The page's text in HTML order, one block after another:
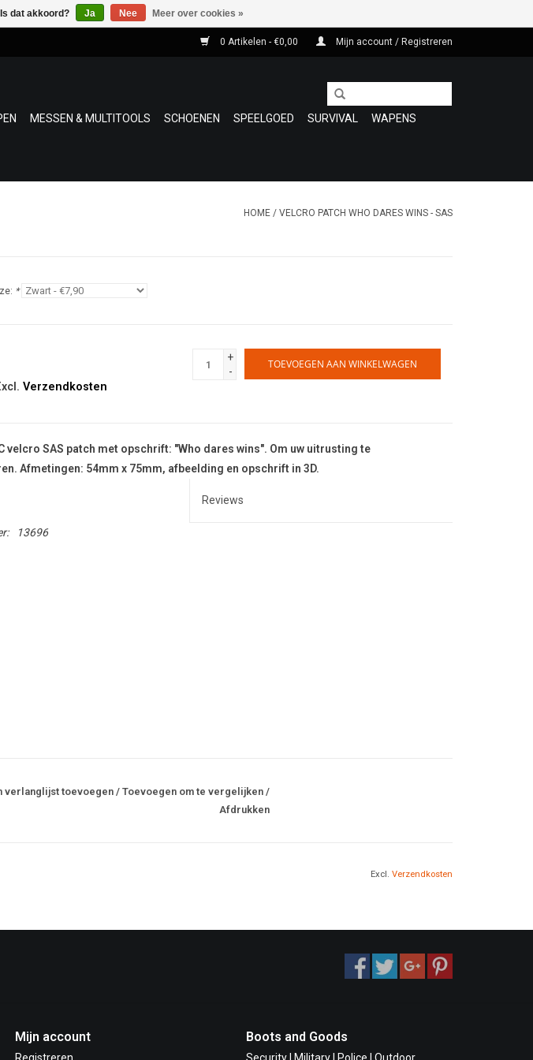
0 Artikelen - €0,00 Mijn account / Registreren
MESSEN & MULTITOOLS SCHOENEN SPEELGOED SURVIVAL
WAPENS
HOME / VELCRO PATCH WHO DARES WINS - SAS
*
Verzendkosten
+
-
TOEVOEGEN AAN WINKELWAGEN
velcro SAS patch met opschrift: "Who dares wins". Om uw uitrusting te
Afmetingen: 54mm x 75mm, afbeelding en opschrift in 3D.
Reviews
13696
verlanglijst toevoegen/Toevoegen om te vergelijken/
Afdrukken
Excl. Verzendkosten
Mijn account
Registreren
Boots and Goods
Security I Military I Police I Outdoor
dat akkoord? Ja Nee Meer over cookies »